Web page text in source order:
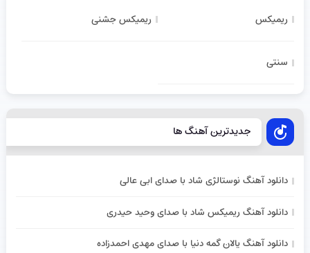
ریمیکس ریمیکس جشنی
سنتی
جدیدترین آهنگ ها
دانلود آهنگ نوستالژی شاد با صدای ابی عالی
دانلود آهنگ ریمیکس شاد با صدای وحید حیدری
دانلود آهنگ یالان گمه دنیا با صدای مهدی احمدزاده